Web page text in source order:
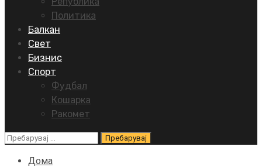
Политика
Балкан
Свет
Бизнис
Спорт
Фудбал
Кошарка
Ракомет
Пребарувај
Дома